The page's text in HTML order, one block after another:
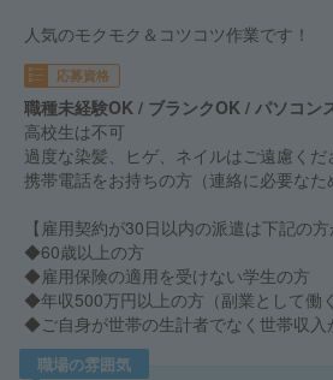
人気のモクモク＆コツコツ作業です！
応募資格
職種未経験OK / ブランクOK / パソコン
高校生は不可
過度な染髪、ヒゲ、ネイルはご遠慮くだ
携帯電話をお持ちの方（連絡に必要なた
【雇用契約が30日以内の派遣は下記の方
◆60歳以上の方
◆雇用保険の適用を受けない学生の方
◆年収500万円以上の方（副業として働
◆ご自身が世帯の生計者でなく世帯収入
職場の雰囲気